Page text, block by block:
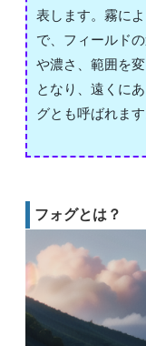
表します。霧に
で、フィールド
や濃さ、範囲を
となり、遠くに
グとも呼ばれます
フォグとは？